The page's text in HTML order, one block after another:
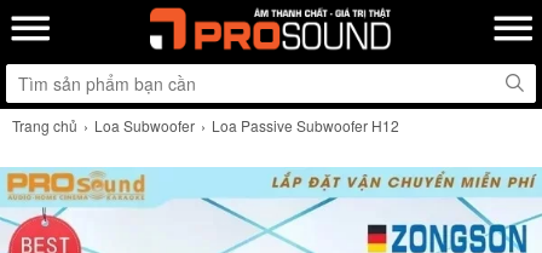
Trang chủ Loa Subwoofer Loa Passive Subwoofer H12